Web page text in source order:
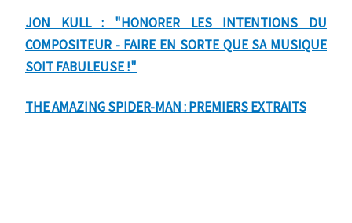
JON KULL : "HONORER LES INTENTIONS DU
COMPOSITEUR - FAIRE EN SORTE QUE SA MUSIQUE
SOIT FABULEUSE !"
THE AMAZING SPIDER-MAN : PREMIERS EXTRAITS